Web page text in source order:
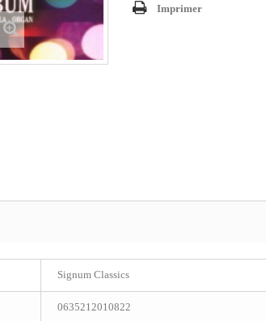
Imprimer
Signum Classics
0635212010822